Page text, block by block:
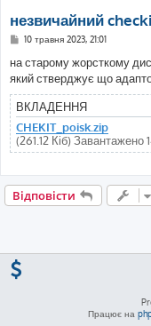
незвичайний
П
в
і
д
м
л
е
н
н
я
10 травня 2023, 21:01
на старому жорсткому
який стверджує що
ВКЛАДЕННЯ
CHEKIT_poisk.zip
(261.12 Кіб) Завантажено
Відповісти
Працює на